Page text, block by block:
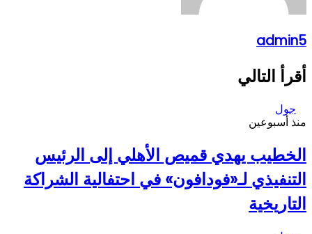
admin5
أقرأ التالي
جول
منذ أسبوعين
الخطيب يهدي قميص الأهلي إلى الرئيس
التنفيذي لـ«فودافون» في احتفالية الشراكة
التاريخية